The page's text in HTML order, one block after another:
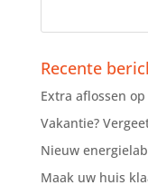
Recente
Extra aflossen
Vakantie?
Nieuw
Maak uw huis